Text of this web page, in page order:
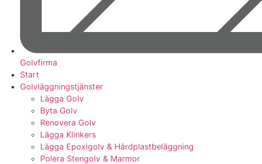
Golvfirma
Start
Golvläggningstjänster
Lägga Golv
Byta Golv
Renovera Golv
Lägga Klinkers
Lägga Epoxigolv & Härdplastbeläggning
Polera Stengolv & Marmor